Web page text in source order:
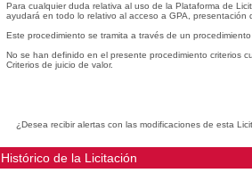
Para cualquier duda relativa al uso de la Plataforma de
ayudará en todo lo relativo al acceso a GPA, presentación
Este procedimiento se tramita a través de un
No se han definido en el presente procedimiento criterios
Criterios de juicio de valor.
¿Desea recibir alertas con las modificaciones de esta
Histórico de la Licitación